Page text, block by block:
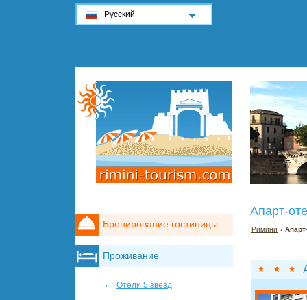
Апарт-
Римини ›
Бронирование гостиницы
Проживание
Отели 5 звезд
Русский